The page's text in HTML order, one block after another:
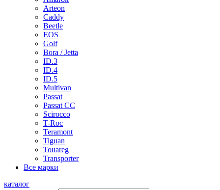
Arteon
Caddy
Beetle
EOS
Golf
Bora / Jetta
ID.3
ID.4
ID.5
Multivan
Passat
Passat CC
Scirocco
T-Roc
Teramont
Tiguan
Touareg
Transporter
Все марки
каталог